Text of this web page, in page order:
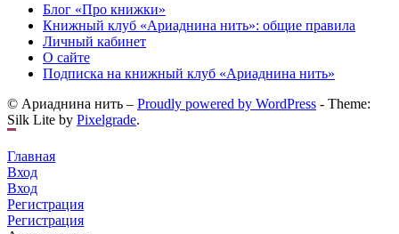
Блог «Про книжки»
Книжный клуб «Ариаднина нить»: общие правила
Личный кабинет
О сайте
Подписка на книжный клуб «Ариаднина нить»
© Ариаднина нить – Proudly powered by WordPress - Theme:
Silk Lite by Pixelgrade.
Главная
Вход
Вход
Регистрация
Регистрация